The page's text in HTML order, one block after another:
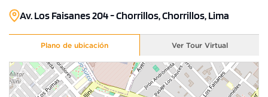
Av. Los Faisanes 204 - Chorrillos, Chorrillos, Lima
Plano de ubicación Ver Tour Virtual